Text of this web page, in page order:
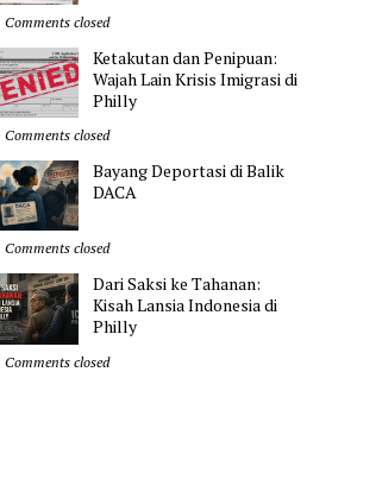
Comments closed
Ketakutan dan Penipuan:
Wajah Lain Krisis Imigrasi di
Philly
Comments closed
Bayang Deportasi di Balik
DACA
Comments closed
Dari Saksi ke Tahanan:
Kisah Lansia Indonesia di
Philly
Comments closed